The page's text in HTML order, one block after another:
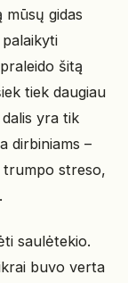
mūsų gidas
šitą
tiek daugiau
yra tik
dirbiniams –
trumpo streso,
saulėtekio.
buvo verta